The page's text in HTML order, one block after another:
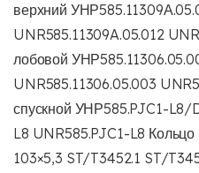
верхний
UNR585.11309A.05.012
лобовой
UNR585.11306.05.003
спускной УНР585.PJC1-L8/
L8 UNR585.PJC1-L8
103×5,3 ST/T3452.1 ST/